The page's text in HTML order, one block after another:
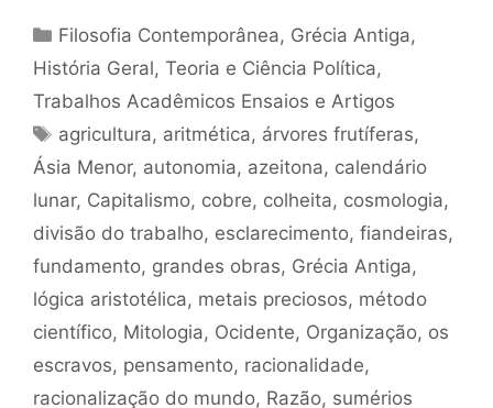
Categorias
Filosofia Contemporânea, Grécia Antiga,
História Geral, Teoria e Ciência Política,
Trabalhos Acadêmicos Ensaios e Artigos
Tags
agricultura, aritmética, árvores frutíferas,
Ásia Menor, autonomia, azeitona, calendário
lunar, Capitalismo, cobre, colheita, cosmologia,
divisão do trabalho, esclarecimento, fiandeiras,
fundamento, grandes obras, Grécia Antiga,
lógica aristotélica, metais preciosos, método
científico, Mitologia, Ocidente, Organização, os
escravos, pensamento, racionalidade,
racionalização do mundo, Razão, sumérios